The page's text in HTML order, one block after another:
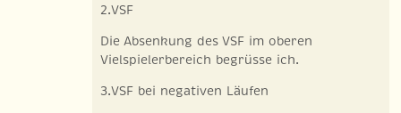
2.VSF
Die Absenkung des VSF im oberen
Vielspielerbereich begrüsse ich.
3.VSF bei negativen Läufen